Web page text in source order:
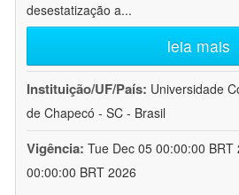
desestatização a...
leia mais
Instituição/UF/País: Universidade
de Chapecó - SC - Brasil
Vigência: Tue Dec 05 00:00:00 BRT
00:00:00 BRT 2026